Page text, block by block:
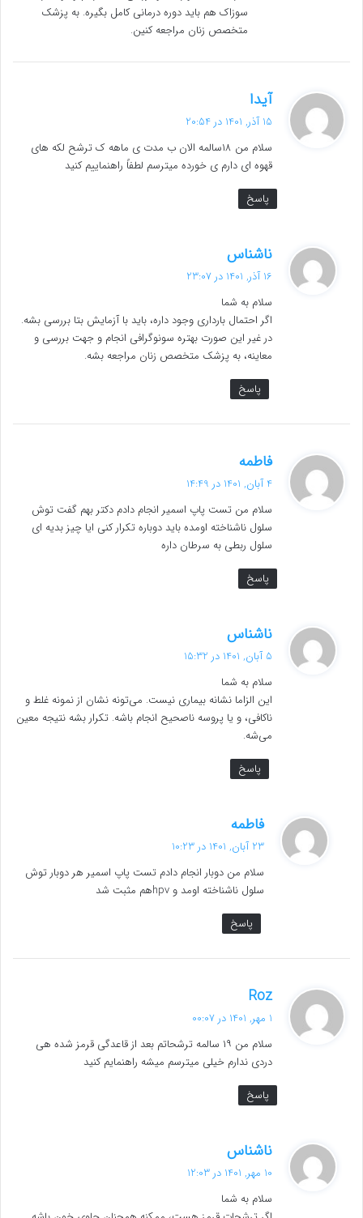
سوزاک هم باید دوره درمانی کامل بگیره. به پزشک
متخصص زنان مراجعه کنین.
آیدا
ت
:
15 آذر, 1401 در 20:54
سلام من ۱۸سالمه الان ب مدت ی ماهه ک ترشح لکه های
قهوه ای دارم ی خورده میترسم لطفاً راهنماییم کنید
پاسخ
ناشناس
:
16 آذر, 1401 در 23:07
سلام به شما
اگر احتمال بارداری وجود داره، باید با آزمایش بتا بررسی بشه.
در غیر این صورت بهتره سونوگرافی انجام و جهت بررسی و
معاینه، به پزشک متخصص زنان مراجعه بشه.
پاسخ
فاطمه
ف
:
4 آبان, 1401 در 14:49
سلام من تست پاپ اسمیر انجام دادم دکتر بهم گفت توش
سلول ناشناخته اومده باید دوباره تکرار کنی ایا چیز بدیه ای
سلول ربطی به سرطان داره
پاسخ
ناشناس
ف
:
5 آبان, 1401 در 15:32
سلام به شما
این الزاما نشانه بیماری نیست. می‌تونه نشان از نمونه غلط و
ناکافی، و یا پروسه ناصحیح انجام باشه. تکرار بشه نتیجه معین
می‌شه.
پاسخ
فاطمه
:
23 آبان, 1401 در 10:23
سلام من دوبار انجام دادم تست پاپ اسمیر هر دوبار توش
سلول ناشناخته اومد و hpvهم مثبت شد
پاسخ
Roz
ف
:
1 مهر, 1401 در 00:07
سلام من ۱۹ سالمه ترشحاتم بعد از قاعدگی قرمز شده هی
دردی ندارم خیلی میترسم میشه راهنمایم کنید
پاسخ
ناشناس
ف
:
10 مهر, 1401 در 12:03
سلام به شما